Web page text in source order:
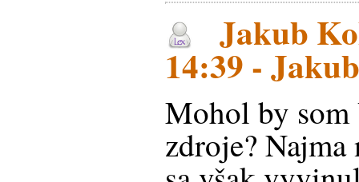
Jakub
14:39 -
Mohol by som
zdroje?